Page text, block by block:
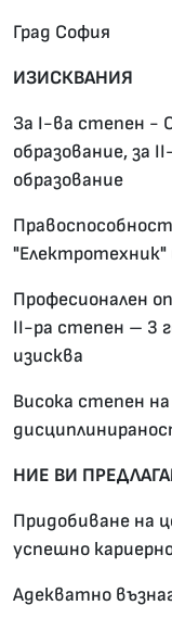
Град София
ИЗИСКВАНИЯ
За I-ва степен -
образование, за
образование
"Електротехник"
Професионален
II-ра степен – 3
изисква
Висока степен
НИЕ ВИ
Придобиване на
успешно
Адекватно